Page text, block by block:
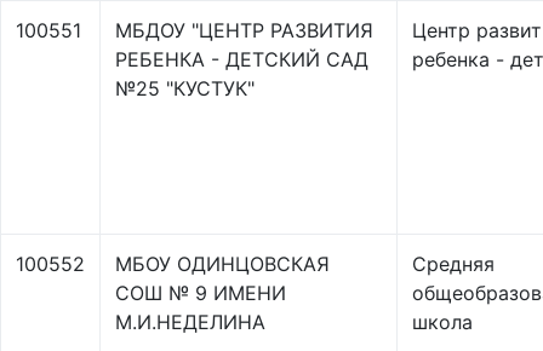
100551
МБДОУ "ЦЕНТР РАЗВИТИЯ
РЕБЕНКА - ДЕТСКИЙ САД
№25 "КУСТУК"
Центр
ребенка -
100552
МБОУ ОДИНЦОВСКАЯ
СОШ № 9 ИМЕНИ
М.И.НЕДЕЛИНА
Средняя
школа